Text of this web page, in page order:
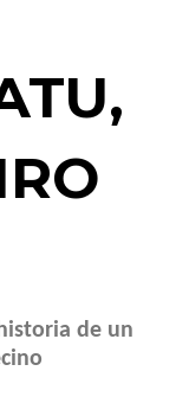
de un